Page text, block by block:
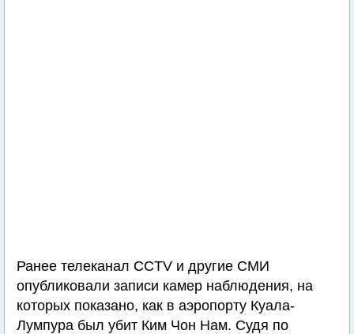
Ранее телеканал CCTV и другие СМИ
опубликовали записи камер наблюдения, на
которых показано, как в аэропорту Куала-
Лумпура был убит Ким Чон Нам. Судя по